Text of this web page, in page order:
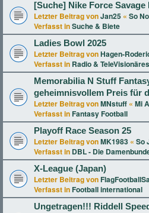
[Suche] Nike Force Savage
Letzter Beitrag vonJan25 « So
Verfasst inSuche & Biete
Ladies Bowl 2025
Letzter Beitrag vonHagen-
Verfasst in Radio & TeleVisionäres
Memorabilia N Stuff
geheimnisvollem Preis für
Letzter Beitrag vonMNstuff « Mi
Verfasst in Fantasy Football
Playoff Race Season 25
Letzter Beitrag vonMK1983 « So
Verfasst in DBL - Die
X-League (Japan)
Letzter Beitrag von
Verfasst in Football international
Ungetragen!!! Riddell